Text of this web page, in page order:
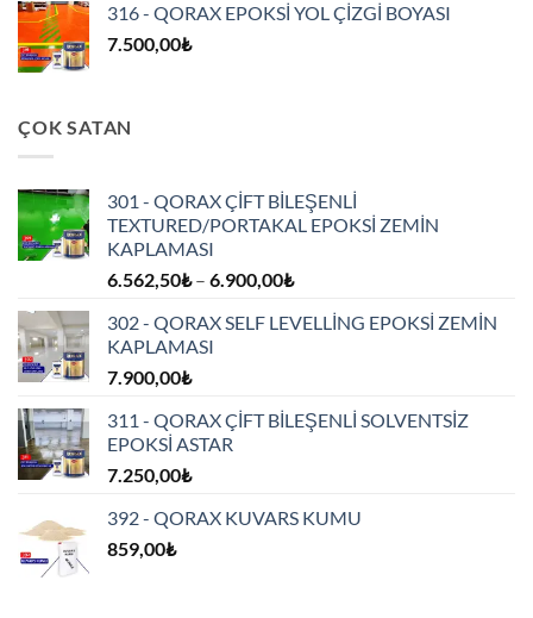
316 - QORAX EPOKSİ YOL ÇİZGİ BOYASI
7.500,00₺
ÇOK SATAN
301 - QORAX ÇİFT BİLEŞENLİ
TEXTURED/PORTAKAL EPOKSİ ZEMİN
KAPLAMASI
6.562,50₺ – 6.900,00₺Fiyat
6.562,50₺
302 - QORAX SELF LEVELLİNG EPOKSİ ZEMİN
KAPLAMASI
7.900,00₺
311 - QORAX ÇİFT BİLEŞENLİ SOLVENTSİZ
EPOKSİ ASTAR
7.250,00₺
392 - QORAX KUVARS KUMU
859,00₺